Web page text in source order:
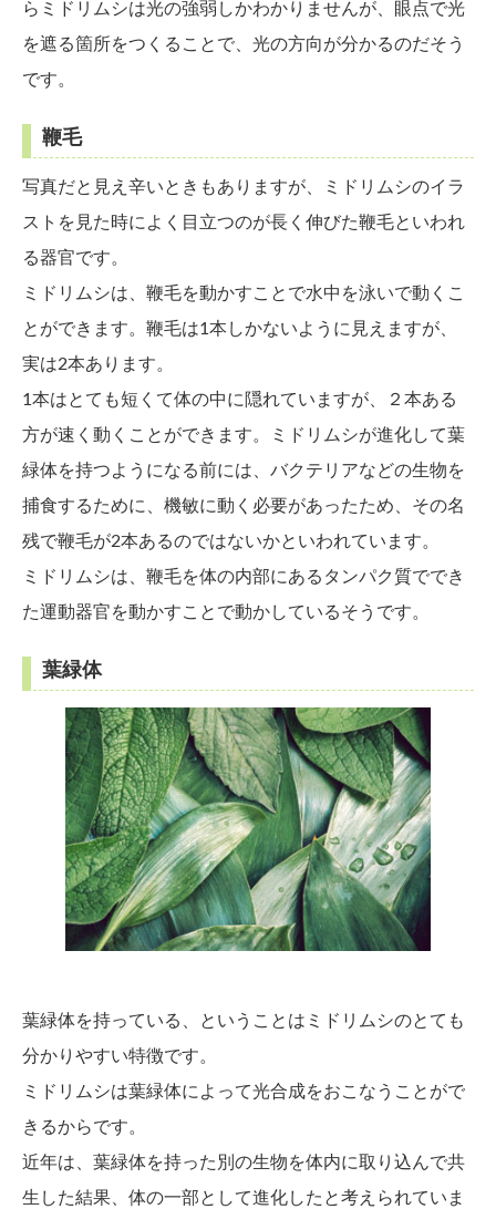
らミドリムシは光の強弱しかわかりませんが、眼点で光
を遮る箇所をつくることで、光の方向が分かるのだそう
です。
鞭毛
写真だと見え辛いときもありますが、ミドリムシのイラ
ストを見た時によく目立つのが長く伸びた鞭毛といわれ
る器官です。
ミドリムシは、鞭毛を動かすことで水中を泳いで動くこ
とができます。鞭毛は1本しかないように見えますが、
実は2本あります。
1本はとても短くて体の中に隠れていますが、２本ある
方が速く動くことができます。ミドリムシが進化して葉
緑体を持つようになる前には、バクテリアなどの生物を
捕食するために、機敏に動く必要があったため、その名
残で鞭毛が2本あるのではないかといわれています。
ミドリムシは、鞭毛を体の内部にあるタンパク質ででき
た運動器官を動かすことで動かしているそうです。
葉緑体
葉緑体を持っている、ということはミドリムシのとても
分かりやすい特徴です。
ミドリムシは葉緑体によって光合成をおこなうことがで
きるからです。
近年は、葉緑体を持った別の生物を体内に取り込んで共
生した結果、体の一部として進化したと考えられていま